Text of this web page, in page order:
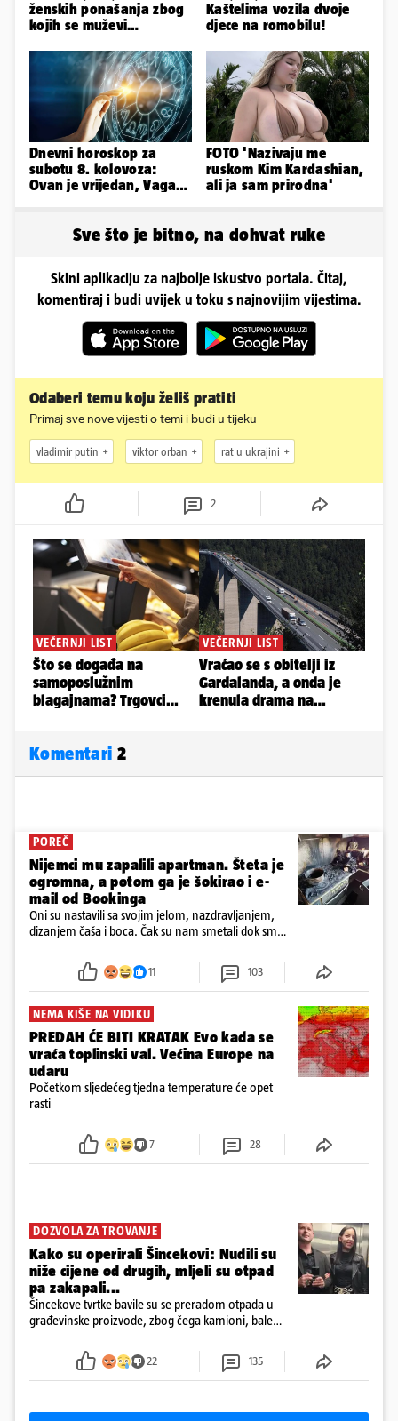
ženskih ponašanja zbog
kojih se muževi
Kaštelima vozila dvoje
djece na romobilu!
Dnevni horoskop za
subotu 8. kolovoza:
Ovan je vrijedan, Vaga
FOTO 'Nazivaju me
ruskom Kim Kardashian,
ali ja sam prirodna'
Sve što je bitno, na dohvat ruke
Skini aplikaciju za najbolje iskustvo portala. Čitaj,
komentiraj i budi uvijek u toku s najnovijim vijestima.
Odaberi temu koju želiš pratiti
Primaj sve nove vijesti o temi i budi u tijeku
vladimir putin viktor orban rat u ukrajini
2
Komentari 2
POREČ
Nijemci mu zapalili apartman. Šteta je
ogromna, a potom ga je šokirao i e-
mail od Bookinga
Oni su nastavili sa svojim jelom, nazdravljanjem,
dizanjem čaša i boca. Čak su nam smetali dok smo
požar, rekao je vlasnik
11 103
NEMA KIŠE NA VIDIKU
PREDAH ĆE BITI KRATAK Evo kada se
vraća toplinski val. Većina Europe na
udaru
Početkom sljedećeg tjedna temperature će opet
rasti
7 28
DOZVOLA ZA TROVANJE
Kako su operirali Šincekovi: Nudili su
niže cijene od drugih, mljeli su otpad
pa zakapali...
Šincekove tvrtke bavile su se preradom otpada u
građevinske proizvode, zbog čega kamioni, bale
22 135